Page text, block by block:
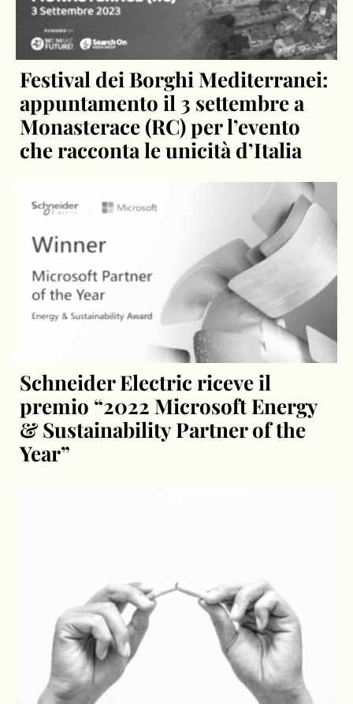
Festival dei Borghi Mediterranei:
appuntamento il 3 settembre a
Monasterace (RC) per l’evento
che racconta le unicità d’Italia
Schneider Electric riceve il
premio “2022 Microsoft Energy
& Sustainability Partner of the
Year”